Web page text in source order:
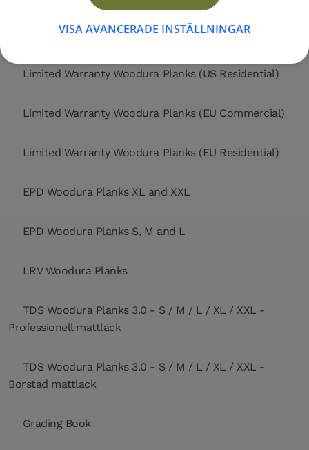
VISA AVANCERADE INSTÄLLNINGAR
Limited Warranty Woodura Planks (US Commercial)
Limited Warranty Woodura Planks (US Residential)
Limited Warranty Woodura Planks (EU Commercial)
Limited Warranty Woodura Planks (EU Residential)
EPD Woodura Planks XL and XXL
EPD Woodura Planks S, M and L
LRV Woodura Planks
TDS Woodura Planks 3.0 - S / M / L / XL / XXL -
Professionell mattlack
TDS Woodura Planks 3.0 - S / M / L / XL / XXL -
Borstad mattlack
Grading Book